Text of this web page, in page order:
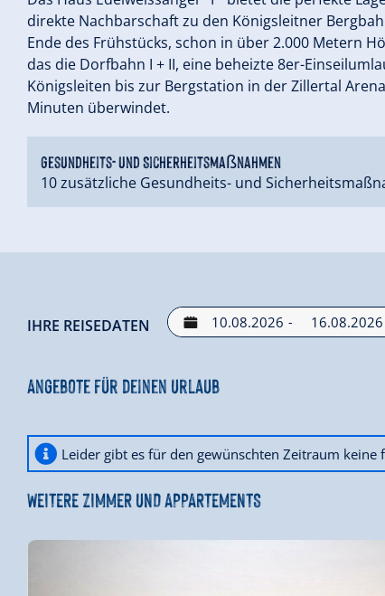
direkte Nachbarschaft zu den Königsleitner
Ende des Frühstücks, schon in über 2.000 Metern
das die Dorfbahn I + II, eine beheizte 8er-
Königsleiten bis zur Bergstation in der Zillertal
Minuten überwindet.
Gesundheits- und Sicherheitsmaßnahmen
10 zusätzliche Gesundheits- und
IHRE REISEDATEN -
Angebote für deinen Urlaub
Leider gibt es für den gewünschten Zeitraum
WEITERE ZIMMER UND APPARTEMENTS